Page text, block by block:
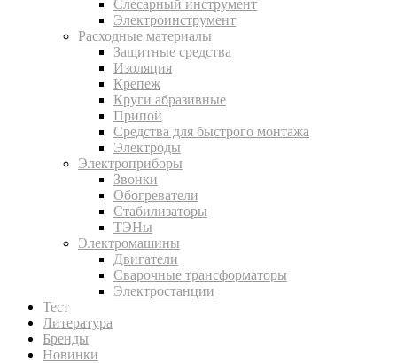
Слесарный инструмент
Электроинструмент
Расходные материалы
Защитные средства
Изоляция
Крепеж
Круги абразивные
Припой
Средства для быстрого монтажа
Электроды
Электроприборы
Звонки
Обогреватели
Стабилизаторы
ТЭНы
Электромашины
Двигатели
Сварочные трансформаторы
Электростанции
Тест
Литература
Бренды
Новинки